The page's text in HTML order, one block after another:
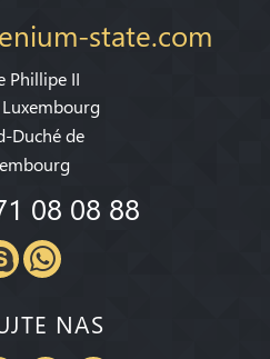
state.com
Phillipe II
Duché de
08 08 88
NAS